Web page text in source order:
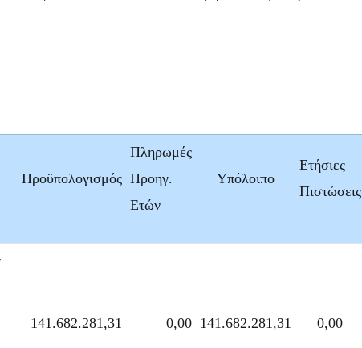
Προϋπολογισμός
Πληρωμές
Προηγ.
Ετών
Υπόλοιπο
Ετήσιες
Πιστώσεις
141.682.281,31 0,00 141.682.281,31 0,00